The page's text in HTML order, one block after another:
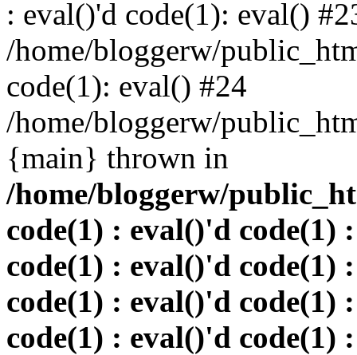
: eval()'d code(1): eval()
/home/bloggerw/
code(1): eval() #24
/home/bloggerw/
{main} thrown in
/home/bloggerw/
code(1) : eval()'d code(1)
code(1) : eval()'d code(1)
code(1) : eval()'d code(1)
code(1) : eval()'d code(1)